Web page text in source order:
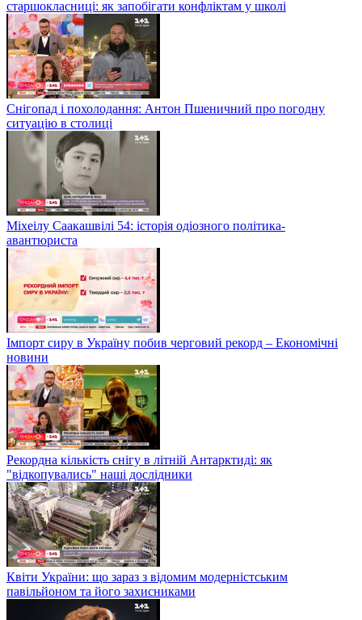
старшокласниці: як запобігати конфліктам у школі
Снігопад і похолодання: Антон Пшеничний про погодну
ситуацію в столиці
Міхеілу Саакашвілі 54: історія одіозного політика-
авантюриста
Імпорт сиру в Україну побив черговий рекорд – Економічні
новини
Рекордна кількість снігу в літній Антарктиді: як
"відкопувались" наші дослідники
Квіти України: що зараз з відомим модерністським
павільйоном та його захисниками